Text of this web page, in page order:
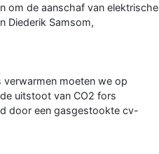
om de aanschaf van elektrische
Diederik Samsom,
verwarmen moeten we op
uitstoot van CO2 fors
door een gasgestookte cv-